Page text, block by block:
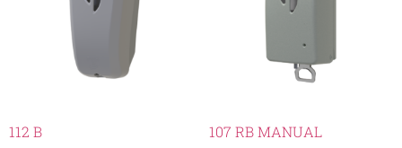
112 B 107 RB MANUAL